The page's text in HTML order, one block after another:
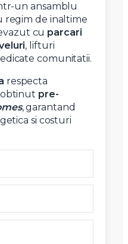
un ansamblu
regim de inaltime
cu parcari
, lifturi
comunitatii.
respecta
obtinut pre-
, garantand
si costuri